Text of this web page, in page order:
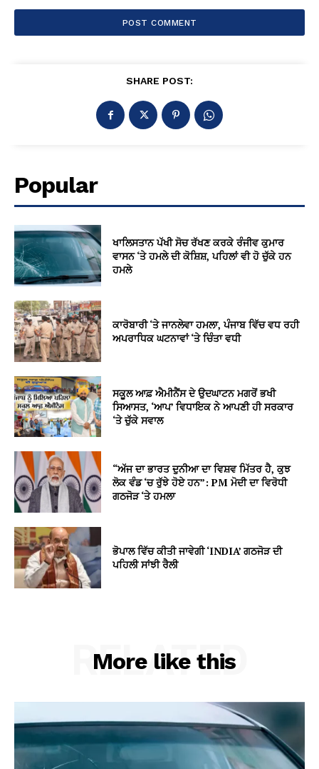
SHARE POST:
Popular
ਖਾਲਿਸਤਾਨ ਪੱਖੀ ਸੋਚ ਰੱਖਣ ਕਰਕੇ ਰੰਜੀਵ ਕੁਮਾਰ
ਵਾਸਨ ‘ਤੇ ਹਮਲੇ ਦੀ ਕੋਸ਼ਿਸ਼, ਪਹਿਲਾਂ ਵੀ ਹੋ ਚੁੱਕੇ ਹਨ
ਹਮਲੇ
ਕਾਰੋਬਾਰੀ ‘ਤੇ ਜਾਨਲੇਵਾ ਹਮਲਾ, ਪੰਜਾਬ ਵਿੱਚ ਵਧ ਰਹੀ
ਅਪਰਾਧਿਕ ਘਟਨਾਵਾਂ ‘ਤੇ ਚਿੰਤਾ ਵਧੀ
ਸਕੂਲ ਆਫ਼ ਐਮੀਨੈਂਸ ਦੇ ਉਦਘਾਟਨ ਮਗਰੋਂ ਭਖੀ
ਸਿਆਸਤ, ‘ਆਪ’ ਵਿਧਾਇਕ ਨੇ ਆਪਣੀ ਹੀ ਸਰਕਾਰ
‘ਤੇ ਚੁੱਕੇ ਸਵਾਲ
“ਅੱਜ ਦਾ ਭਾਰਤ ਦੁਨੀਆ ਦਾ ਵਿਸ਼ਵ ਮਿੱਤਰ ਹੈ, ਕੁਝ
ਲੋਕ ਵੰਡ ‘ਚ ਰੁੱਝੇ ਹੋਏ ਹਨ”: PM ਮੋਦੀ ਦਾ ਵਿਰੋਧੀ
ਗਠਜੋੜ ‘ਤੇ ਹਮਲਾ
ਭੋਪਾਲ ਵਿੱਚ ਕੀਤੀ ਜਾਵੇਗੀ ‘INDIA’ ਗਠਜੋੜ ਦੀ
ਪਹਿਲੀ ਸਾਂਝੀ ਰੈਲੀ
More like this
RELATED